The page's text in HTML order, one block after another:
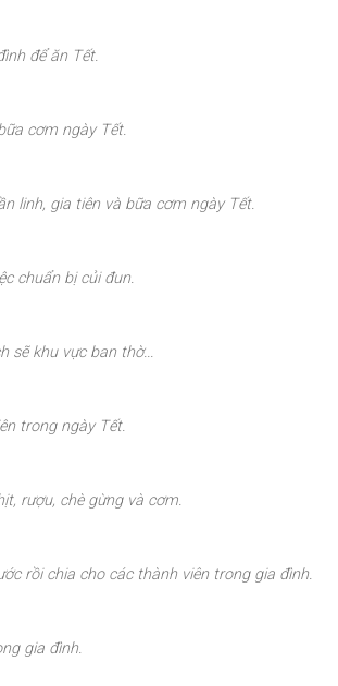
để ăn Tết.
cơm ngày Tết.
linh, gia tiên và bữa cơm ngày Tết.
chuẩn bị củi đun.
sẽ khu vực ban thờ...
trong ngày Tết.
rượu, chè gừng và cơm.
rồi chia cho các thành viên trong gia đình.
gia đình.